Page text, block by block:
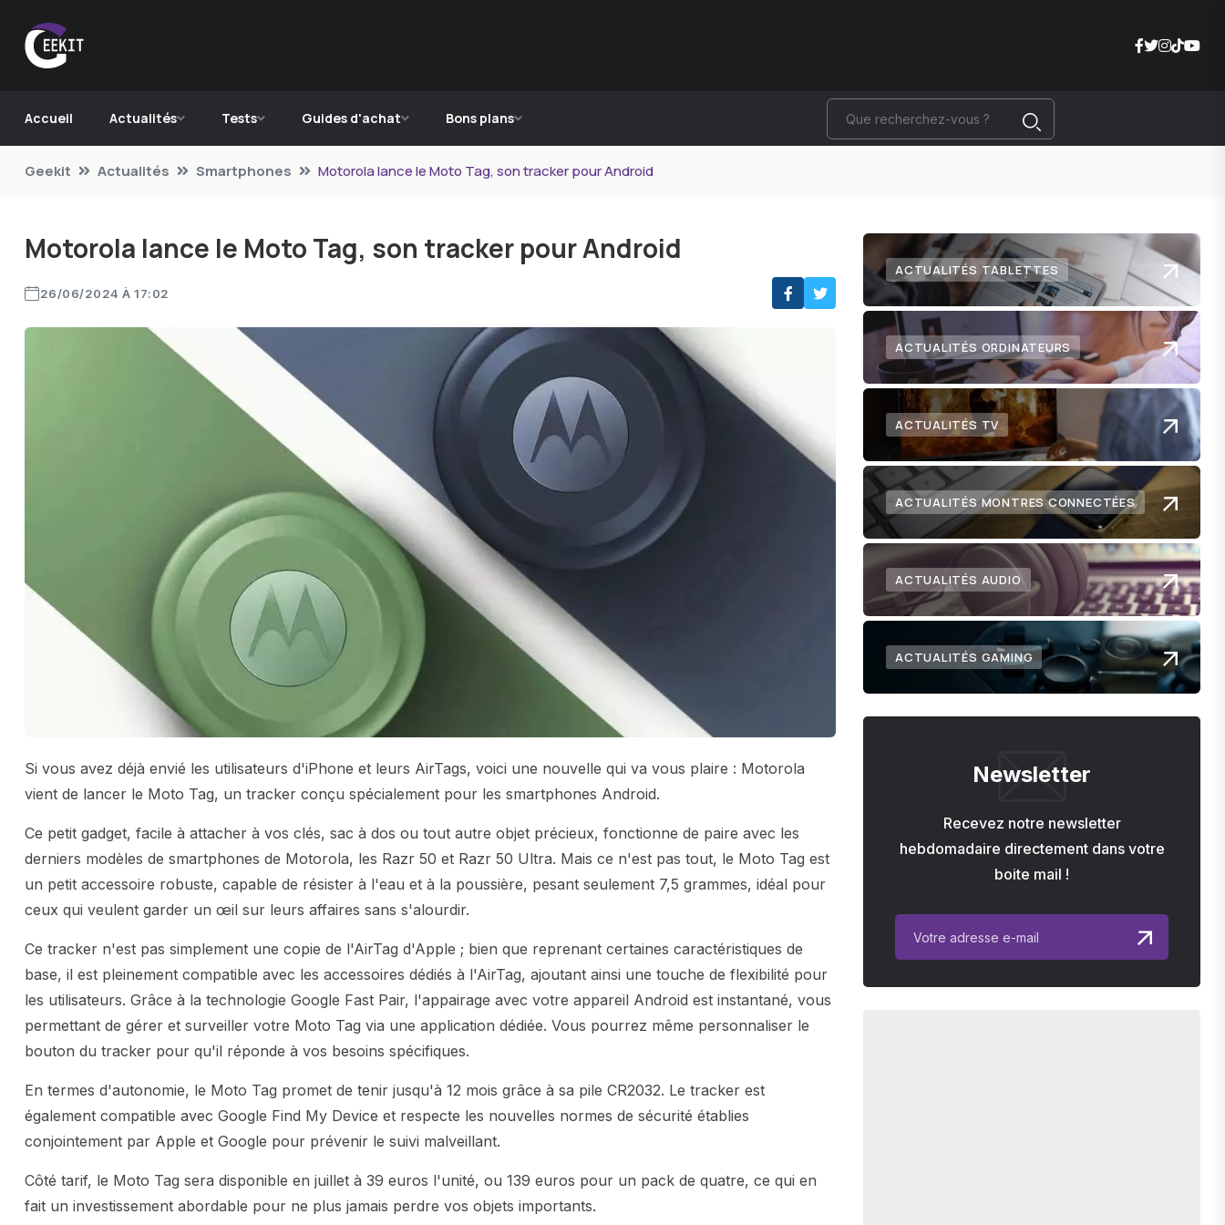
Accueil Actualités Tests Guides d'achat Bons plans
Geekit Actualités Smartphones Motorola lance le Moto Tag, son tracker pour Android
Motorola lance le Moto Tag, son tracker pour Android
26/06/2024 À 17:02
Si vous avez déjà envié les utilisateurs d'iPhone et leurs AirTags, voici une nouvelle qui va vous plaire : Motorola
vient de lancer le Moto Tag, un tracker conçu spécialement pour les smartphones Android.
Ce petit gadget, facile à attacher à vos clés, sac à dos ou tout autre objet précieux, fonctionne de paire avec les
derniers modèles de smartphones de Motorola, les Razr 50 et Razr 50 Ultra. Mais ce n'est pas tout, le Moto Tag est
un petit accessoire robuste, capable de résister à l'eau et à la poussière, pesant seulement 7,5 grammes, idéal pour
ceux qui veulent garder un œil sur leurs affaires sans s'alourdir.
Ce tracker n'est pas simplement une copie de l'AirTag d'Apple ; bien que reprenant certaines caractéristiques de
base, il est pleinement compatible avec les accessoires dédiés à l'AirTag, ajoutant ainsi une touche de flexibilité pour
les utilisateurs. Grâce à la technologie Google Fast Pair, l'appairage avec votre appareil Android est instantané, vous
permettant de gérer et surveiller votre Moto Tag via une application dédiée. Vous pourrez même personnaliser le
bouton du tracker pour qu'il réponde à vos besoins spécifiques.
En termes d'autonomie, le Moto Tag promet de tenir jusqu'à 12 mois grâce à sa pile CR2032. Le tracker est
également compatible avec Google Find My Device et respecte les nouvelles normes de sécurité établies
conjointement par Apple et Google pour prévenir le suivi malveillant.
Côté tarif, le Moto Tag sera disponible en juillet à 39 euros l'unité, ou 139 euros pour un pack de quatre, ce qui en
fait un investissement abordable pour ne plus jamais perdre vos objets importants.
ACTUALITÉS TABLETTES
ACTUALITÉS ORDINATEURS
ACTUALITÉS TV
ACTUALITÉS MONTRES CONNECTÉES
ACTUALITÉS AUDIO
ACTUALITÉS GAMING
Newsletter
Recevez notre newsletter
hebdomadaire directement dans votre
boite mail !